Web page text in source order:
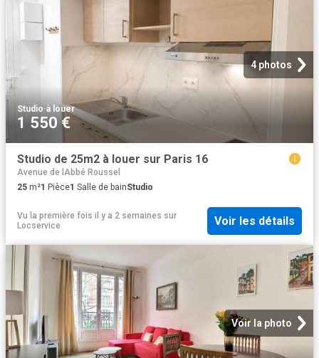
4 photos
Studio·à louer
1 550 €
Studio de 25m2 à louer sur Paris 16
Avenue de lAbbé Roussel
25 m²1 Pièce1 Salle de bainStudio
Vu la première fois il y a 2 semaines sur
Locservice
Voir les détails
Voir la photo